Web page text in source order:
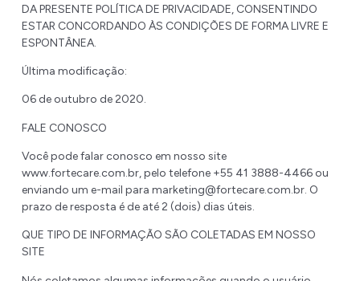
DA PRESENTE POLÍTICA DE PRIVACIDADE, CONSENTINDO
ESTAR CONCORDANDO ÀS CONDIÇÕES DE FORMA LIVRE E
ESPONTÂNEA.
Última modificação:
06 de outubro de 2020.
FALE CONOSCO
Você pode falar conosco em nosso site
www.fortecare.com.br, pelo telefone +55 41 3888-4466 ou
enviando um e-mail para marketing@fortecare.com.br. O
prazo de resposta é de até 2 (dois) dias úteis.
QUE TIPO DE INFORMAÇÃO SÃO COLETADAS EM NOSSO
SITE